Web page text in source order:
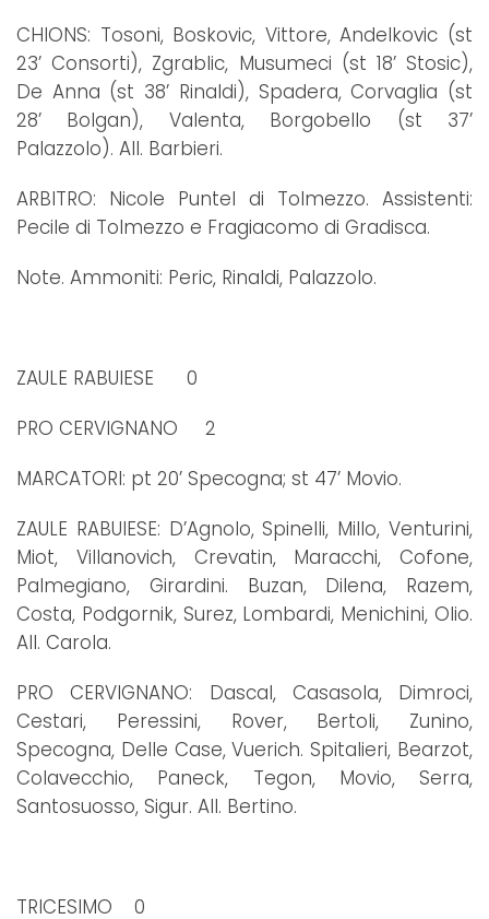
CHIONS: Tosoni, Boskovic, Vittore, Andelkovic (st
23’ Consorti), Zgrablic, Musumeci (st 18’ Stosic),
De Anna (st 38’ Rinaldi), Spadera, Corvaglia (st
28’ Bolgan), Valenta, Borgobello (st 37’
Palazzolo). All. Barbieri.
ARBITRO: Nicole Puntel di Tolmezzo. Assistenti:
Pecile di Tolmezzo e Fragiacomo di Gradisca.
Note. Ammoniti: Peric, Rinaldi, Palazzolo.
ZAULE RABUIESE 0
PRO CERVIGNANO 2
MARCATORI: pt 20’ Specogna; st 47’ Movio.
ZAULE RABUIESE: D’Agnolo, Spinelli, Millo, Venturini,
Miot, Villanovich, Crevatin, Maracchi, Cofone,
Palmegiano, Girardini. Buzan, Dilena, Razem,
Costa, Podgornik, Surez, Lombardi, Menichini, Olio.
All. Carola.
PRO CERVIGNANO: Dascal, Casasola, Dimroci,
Cestari, Peressini, Rover, Bertoli, Zunino,
Specogna, Delle Case, Vuerich. Spitalieri, Bearzot,
Colavecchio, Paneck, Tegon, Movio, Serra,
Santosuosso, Sigur. All. Bertino.
TRICESIMO 0